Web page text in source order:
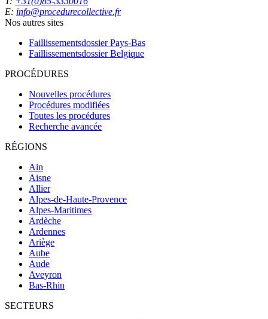
E: info@procedurecollective.fr
Nos autres sites
Faillissementsdossier Pays-Bas
Faillissementsdossier Belgique
PROCÉDURES
Nouvelles procédures
Procédures modifiées
Toutes les procédures
Recherche avancée
RÉGIONS
Ain
Aisne
Allier
Alpes-de-Haute-Provence
Alpes-Maritimes
Ardèche
Ardennes
Ariège
Aube
Aude
Aveyron
Bas-Rhin
SECTEURS